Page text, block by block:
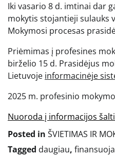
Iki vasario 8 d. imtinai dar
mokytis stojantieji sulauks
Mokymosi procesas
Priėmimas į profesines
birželio 15 d. Prasidėjus
Lietuvoje informacinėje
2025 m. profesinio
Nuoroda į informacijos
Posted in ŠVIETIMAS IR
Tagged daugiau,